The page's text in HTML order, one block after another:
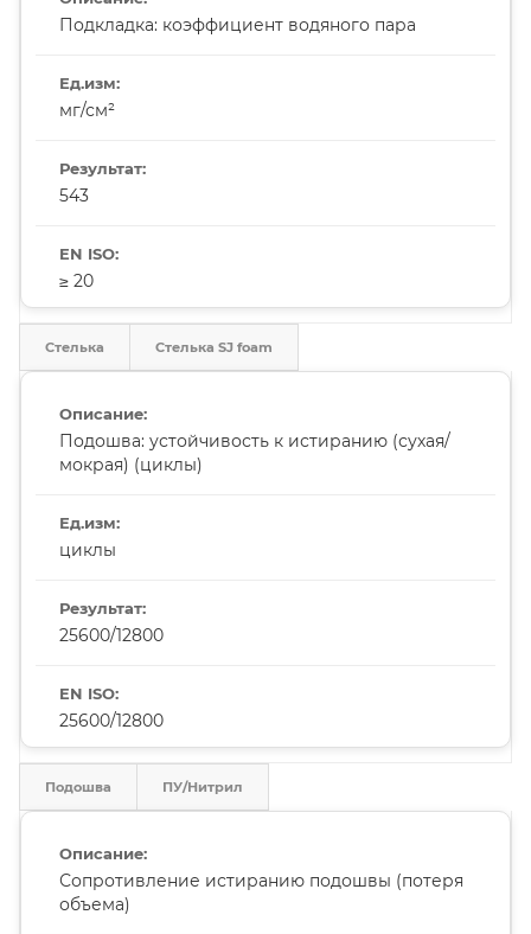
Подкладка: коэффициент водяного пара
мг/см²
543
≥ 20
Стелька Стелька SJ foam
Подошва: устойчивость к истиранию (сухая/
мокрая) (циклы)
циклы
25600/12800
25600/12800
Подошва ПУ/Нитрил
Сопротивление истиранию подошвы (потеря
объема)